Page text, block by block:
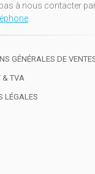
à nous contacter
.
GÉNÉRALES DE
& TVA
LÉGALES